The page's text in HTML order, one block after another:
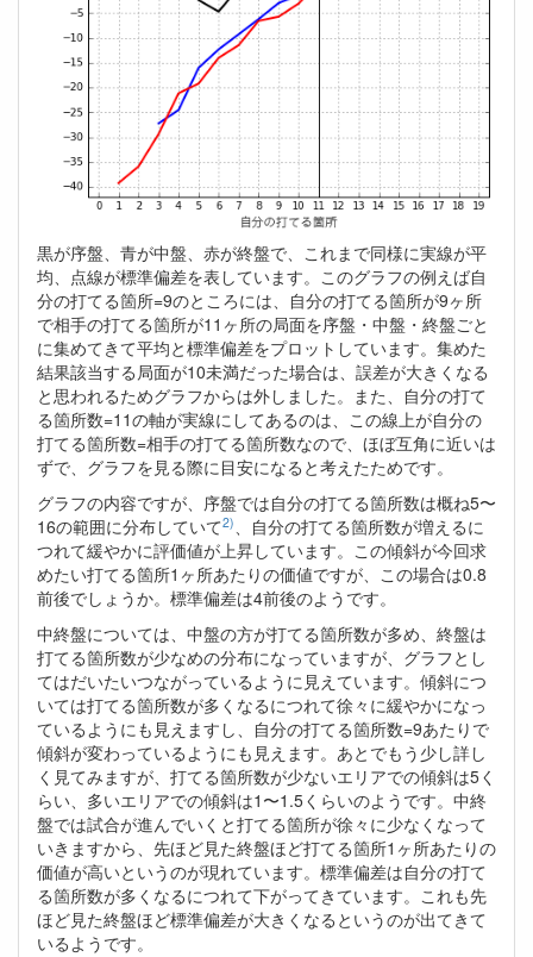
黒が序盤、青が中盤、赤が終盤で、これまで同様に実線が平
均、点線が標準偏差を表しています。このグラフの例えば自
分の打てる箇所=9のところには、自分の打てる箇所が9ヶ所
で相手の打てる箇所が11ヶ所の局面を序盤・中盤・終盤ごと
に集めてきて平均と標準偏差をプロットしています。集めた
結果該当する局面が10未満だった場合は、誤差が大きくなる
と思われるためグラフからは外しました。また、自分の打て
る箇所数=11の軸が実線にしてあるのは、この線上が自分の
打てる箇所数=相手の打てる箇所数なので、ほぼ互角に近いは
ずで、グラフを見る際に目安になると考えたためです。
グラフの内容ですが、序盤では自分の打てる箇所数は概ね5〜
16の範囲に分布していて2)、自分の打てる箇所数が増えるに
つれて緩やかに評価値が上昇しています。この傾斜が今回求
めたい打てる箇所1ヶ所あたりの価値ですが、この場合は0.8
前後でしょうか。標準偏差は4前後のようです。
中終盤については、中盤の方が打てる箇所数が多め、終盤は
打てる箇所数が少なめの分布になっていますが、グラフとし
てはだいたいつながっているように見えています。傾斜につ
いては打てる箇所数が多くなるにつれて徐々に緩やかになっ
ているようにも見えますし、自分の打てる箇所数=9あたりで
傾斜が変わっているようにも見えます。あとでもう少し詳し
く見てみますが、打てる箇所数が少ないエリアでの傾斜は5く
らい、多いエリアでの傾斜は1〜1.5くらいのようです。中終
盤では試合が進んでいくと打てる箇所が徐々に少なくなって
いきますから、先ほど見た終盤ほど打てる箇所1ヶ所あたりの
価値が高いというのが現れています。標準偏差は自分の打て
る箇所数が多くなるにつれて下がってきています。これも先
ほど見た終盤ほど標準偏差が大きくなるというのが出てきて
いるようです。